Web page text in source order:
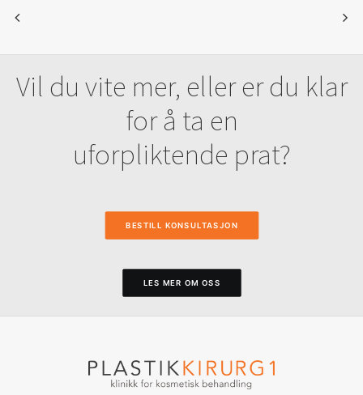
Vil du vite mer, eller er du klar
for å ta en
uforpliktende prat?
BESTILL KONSULTASJON
LES MER OM OSS